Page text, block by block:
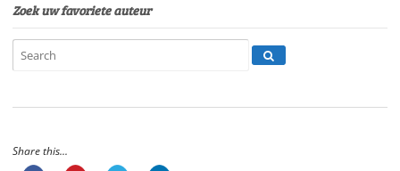
Zoek uw favoriete auteur
Share this...